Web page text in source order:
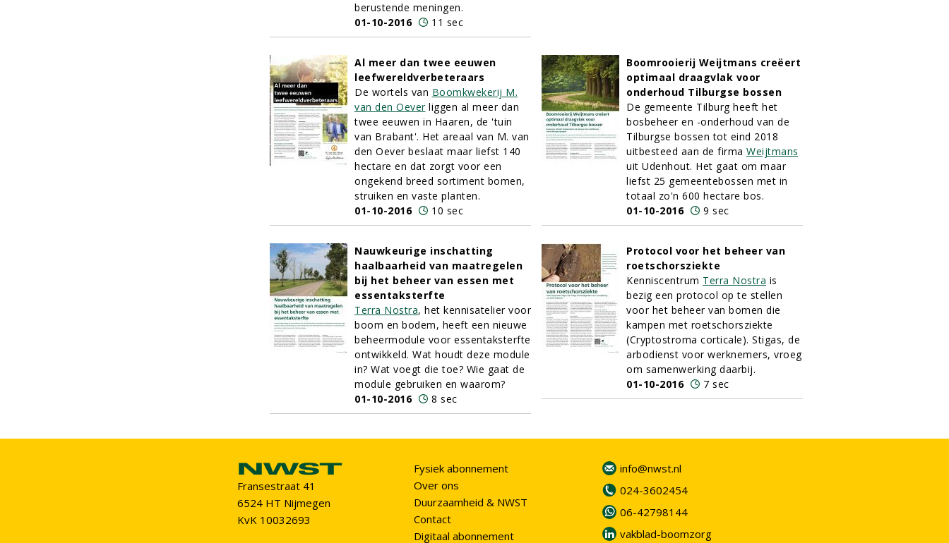
berustende meningen.
01-10-2016
11 sec
Al meer dan twee eeuwen
leefwereldverbeteraars
De wortels van Boomkwekerij M.
van den Oeverliggen al meer dan
twee eeuwen in Haaren, de 'tuin
van Brabant'. Het areaal van M. van
den Oever beslaat maar liefst 140
hectare en dat zorgt voor een
ongekend breed sortiment bomen,
struiken en vaste planten.
01-10-2016
10 sec
Boomrooierij Weijtmans creëert
optimaal draagvlak voor
onderhoud Tilburgse bossen
De gemeente Tilburg heeft het
bosbeheer en -onderhoud van de
Tilburgse bossen tot eind 2018
uitbesteed aan de firma Weijtmans
uit Udenhout. Het gaat om maar
liefst 25 gemeentebossen met in
totaal zo'n 600 hectare bos.
01-10-2016
9 sec
Nauwkeurige inschatting
haalbaarheid van maatregelen
bij het beheer van essen met
essentaksterfte
Terra Nostra, het kennisatelier voor
boom en bodem, heeft een nieuwe
beheermodule voor essentaksterfte
ontwikkeld. Wat houdt deze module
in? Wat voegt die toe? Wie gaat de
module gebruiken en waarom?
01-10-2016
8 sec
Protocol voor het beheer van
roetschorsziekte
Kenniscentrum Terra Nostra is
bezig een protocol op te stellen
voor het beheer van bomen die
kampen met roetschorsziekte
(Cryptostroma corticale). Stigas, de
arbodienst voor werknemers, vroeg
om samenwerking daarbij.
01-10-2016
7 sec
Fransestraat 41
6524 HT Nijmegen
KvK 10032693
Fysiek abonnement
Over ons
Duurzaamheid & NWST
Contact
Digitaal abonnement
info@nwst.nl
024-3602454
06-42798144
vakblad-boomzorg